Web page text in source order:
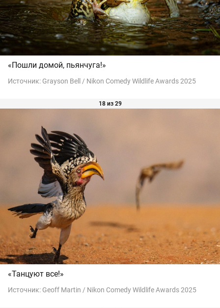
«Пошли домой, пьянчуга!»
Источник: Grayson Bell / Nikon Comedy Wildlife Awards 2025
18 из 29
«Танцуют все!»
Источник: Geoff Martin / Nikon Comedy Wildlife Awards 2025